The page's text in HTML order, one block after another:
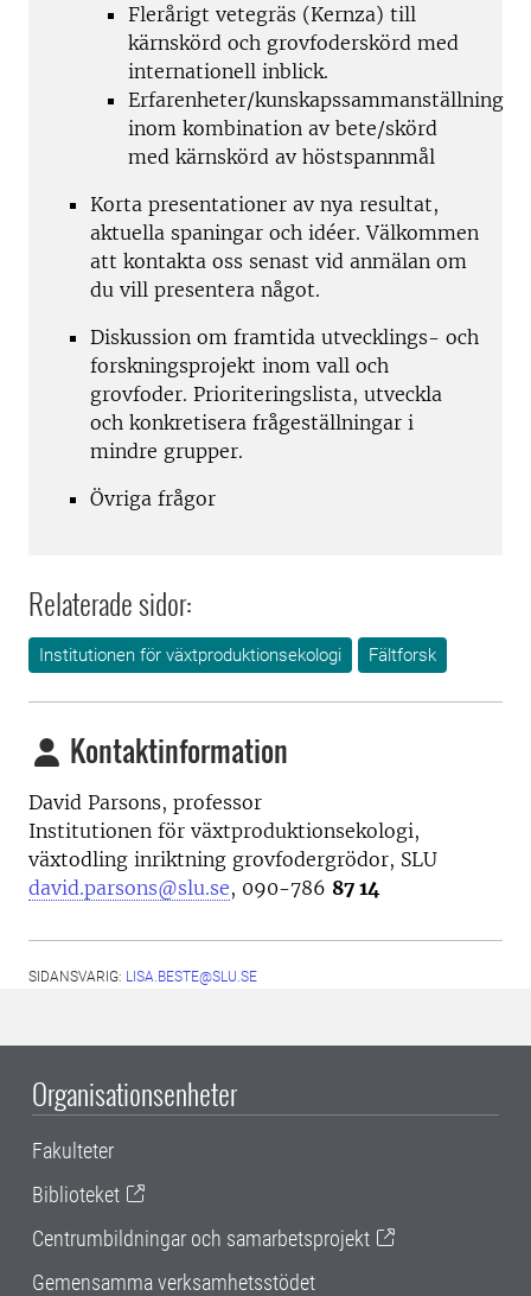
Flerårigt vetegräs (Kernza) till
kärnskörd och grovfoderskörd med
internationell inblick.
Erfarenheter/kunskapssammanställning
inom kombination av bete/skörd
med kärnskörd av höstspannmål
Korta presentationer av nya resultat,
aktuella spaningar och idéer. Välkommen
att kontakta oss senast vid anmälan om
du vill presentera något.
Diskussion om framtida utvecklings- och
forskningsprojekt inom vall och
grovfoder. Prioriteringslista, utveckla
och konkretisera frågeställningar i
mindre grupper.
Övriga frågor
Relaterade sidor:
Institutionen för växtproduktionsekologi Fältforsk
Kontaktinformation
David Parsons, professor
Institutionen för växtproduktionsekologi,
växtodling inriktning grovfodergrödor, SLU
david.parsons@slu.se, 090-786 87 14
SIDANSVARIG: LISA.BESTE@SLU.SE
Organisationsenheter
Fakulteter
Biblioteket
Centrumbildningar och samarbetsprojekt
Gemensamma verksamhetsstödet